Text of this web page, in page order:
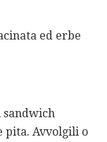
ed erbe
sandwich
pita. Avvolgili o